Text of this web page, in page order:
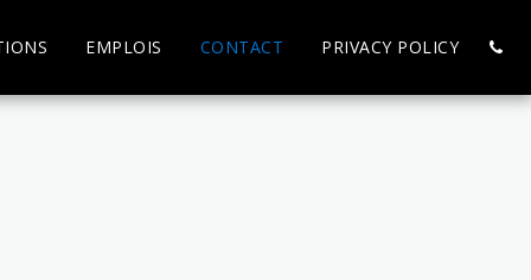
EMPLOIS CONTACT PRIVACY POLICY